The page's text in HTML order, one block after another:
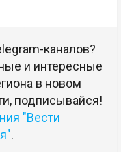
каналов?
и интересные
в новом
подписывайся!
"Вести
.